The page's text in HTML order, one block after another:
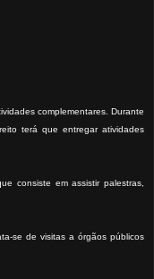
complementares. Durante
terá que entregar atividades
consiste em assistir palestras,
se de visitas a órgãos públicos